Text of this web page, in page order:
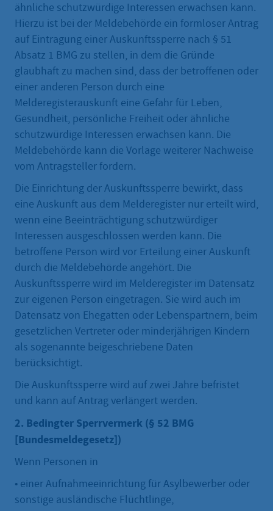
ähnliche schutzwürdige Interessen erwachsen kann.
Hierzu ist bei der Meldebehörde ein formloser Antrag
auf Eintragung einer Auskunftssperre nach § 51
Absatz 1 BMG zu stellen, in dem die Gründe
glaubhaft zu machen sind, dass der betroffenen oder
einer anderen Person durch eine
Melderegisterauskunft eine Gefahr für Leben,
Gesundheit, persönliche Freiheit oder ähnliche
schutzwürdige Interessen erwachsen kann. Die
Meldebehörde kann die Vorlage weiterer Nachweise
vom Antragsteller fordern.
Die Einrichtung der Auskunftssperre bewirkt, dass
eine Auskunft aus dem Melderegister nur erteilt wird,
wenn eine Beeinträchtigung schutzwürdiger
Interessen ausgeschlossen werden kann. Die
betroffene Person wird vor Erteilung einer Auskunft
durch die Meldebehörde angehört. Die
Auskunftssperre wird im Melderegister im Datensatz
zur eigenen Person eingetragen. Sie wird auch im
Datensatz von Ehegatten oder Lebenspartnern, beim
gesetzlichen Vertreter oder minderjährigen Kindern
als sogenannte beigeschriebene Daten
berücksichtigt.
Die Auskunftssperre wird auf zwei Jahre befristet
und kann auf Antrag verlängert werden.
2. Bedingter Sperrvermerk (§ 52 BMG
[Bundesmeldegesetz])
Wenn Personen in
• einer Aufnahmeeinrichtung für Asylbewerber oder
sonstige ausländische Flüchtlinge,